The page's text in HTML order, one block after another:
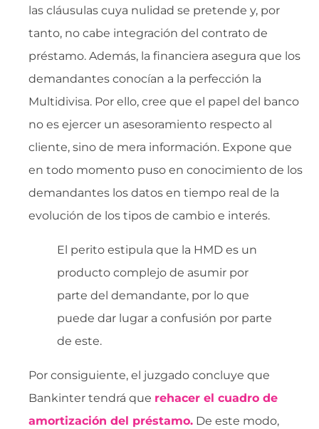
las cláusulas cuya nulidad se pretende y, por
tanto, no cabe integración del contrato de
préstamo. Además, la financiera asegura que los
demandantes conocían a la perfección la
Multidivisa. Por ello, cree que el papel del banco
no es ejercer un asesoramiento respecto al
cliente, sino de mera información. Expone que
en todo momento puso en conocimiento de los
demandantes los datos en tiempo real de la
evolución de los tipos de cambio e interés.
El perito estipula que la HMD es un
producto complejo de asumir por
parte del demandante, por lo que
puede dar lugar a confusión por parte
de este.
Por consiguiente, el juzgado concluye que
Bankinter tendrá que rehacer el cuadro de
amortización del préstamo. De este modo,